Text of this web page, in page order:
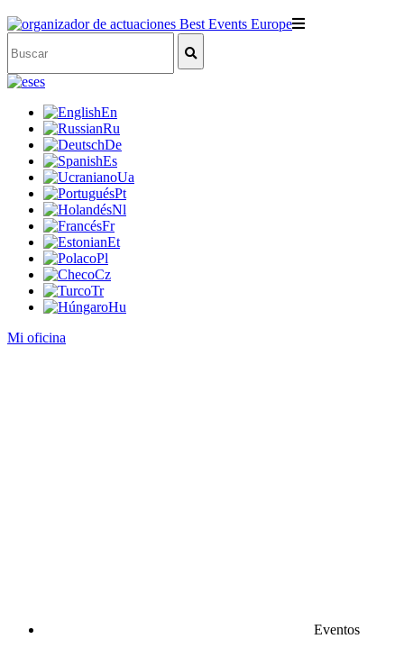
es
En
Ru
De
Es
Ua
Pt
Nl
Fr
Et
Pl
Cz
Tr
Hu
Mi oficina
Eventos